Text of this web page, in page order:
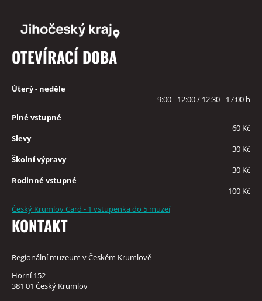
OTEVÍRACÍ DOBA
Úterý - neděle
9:00 - 12:00 / 12:30 - 17:00 h
Plné vstupné
60 Kč
Slevy
30 Kč
Školní výpravy
30 Kč
Rodinné vstupné
100 Kč
Český Krumlov Card - 1 vstupenka do 5 muzeí
KONTAKT
Regionální muzeum v Českém Krumlově
Horní 152
381 01 Český Krumlov